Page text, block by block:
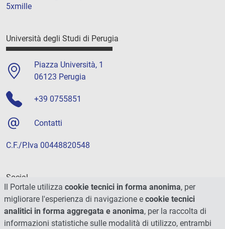
5xmille
Università degli Studi di Perugia
Piazza Università, 1
06123 Perugia
+39 0755851
Contatti
C.F./P.Iva 00448820548
Social
Il Portale utilizza cookie tecnici in forma anonima, per
migliorare l'esperienza di navigazione e cookie tecnici
analitici in forma aggregata e anonima, per la raccolta di
informazioni statistiche sulle modalità di utilizzo, entrambi